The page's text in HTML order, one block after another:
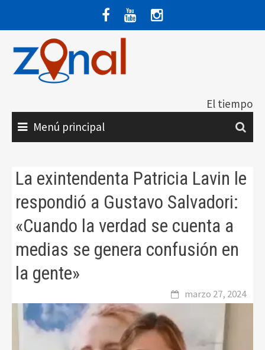
contenido
El tiempo
Menú principal
La exintendenta Patricia Lavin le
respondió a Gustavo Salvadori:
«Cuando la verdad se cuenta a
medias se genera confusión en
la gente»
marzo 27, 2024